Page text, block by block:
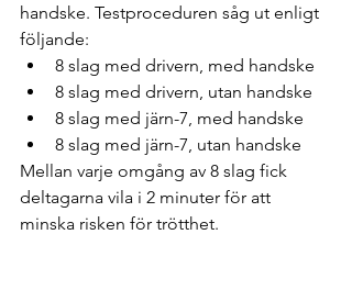
handske. Testproceduren såg ut enligt
följande:
8 slag med drivern, med handske
8 slag med drivern, utan handske
8 slag med järn-7, med handske
8 slag med järn-7, utan handske
Mellan varje omgång av 8 slag fick
deltagarna vila i 2 minuter för att
minska risken för trötthet.